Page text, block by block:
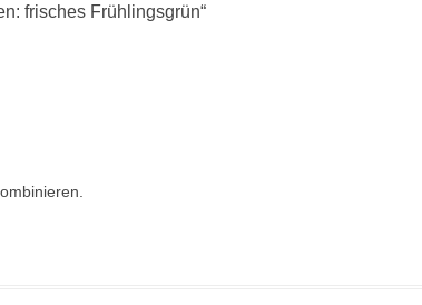
frisches Frühlingsgrün“